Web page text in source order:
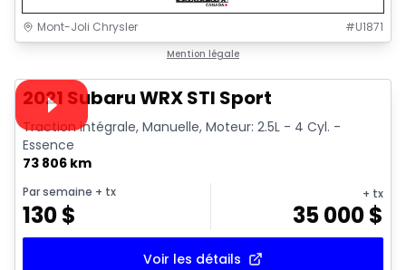
Mont-Joli Chrysler #U1871
Mention légale
Vidéo disponible
2021 Subaru WRX STI Sport
Traction intégrale, Manuelle, Moteur: 2.5L - 4 Cyl. -
Essence
73 806 km
Par semaine + tx
130$
+ tx
35 000$
Voir les détails